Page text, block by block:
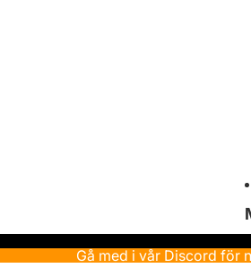
Gå med i vår Discord för